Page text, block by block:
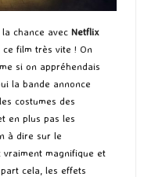
la chance avec Netflix
film très vite ! On
si on appréhendais
la bande annonce
costumes des
en plus pas les
à dire sur le
vraiment magnifique et
cela, les effets